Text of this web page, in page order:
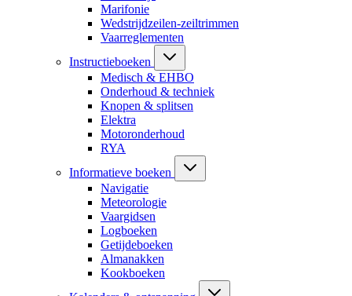
Marifonie
Wedstrijdzeilen-zeiltrimmen
Vaarreglementen
Instructieboeken
Medisch & EHBO
Onderhoud & techniek
Knopen & splitsen
Elektra
Motoronderhoud
RYA
Informatieve boeken
Navigatie
Meteorologie
Vaargidsen
Logboeken
Getijdeboeken
Almanakken
Kookboeken